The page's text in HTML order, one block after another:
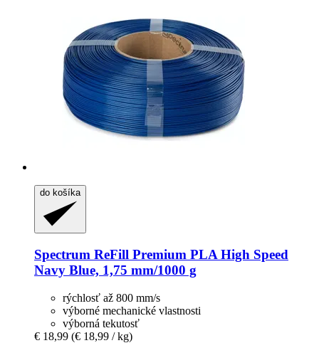
do košíka
Spectrum ReFill Premium PLA High Speed
Navy Blue, 1,75 mm/1000 g
rýchlosť až 800 mm/s
výborné mechanické vlastnosti
výborná tekutosť
€ 18,99 (€ 18,99 / kg)